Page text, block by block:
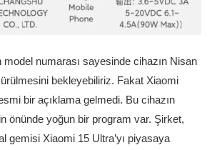
model numarası sayesinde cihazın Nisan
bekleyebiliriz. Fakat Xiaomi
bir açıklama gelmedi. Bu cihazın
önünde yoğun bir program var. Şirket,
gemisi Xiaomi 15 Ultra’yı piyasaya